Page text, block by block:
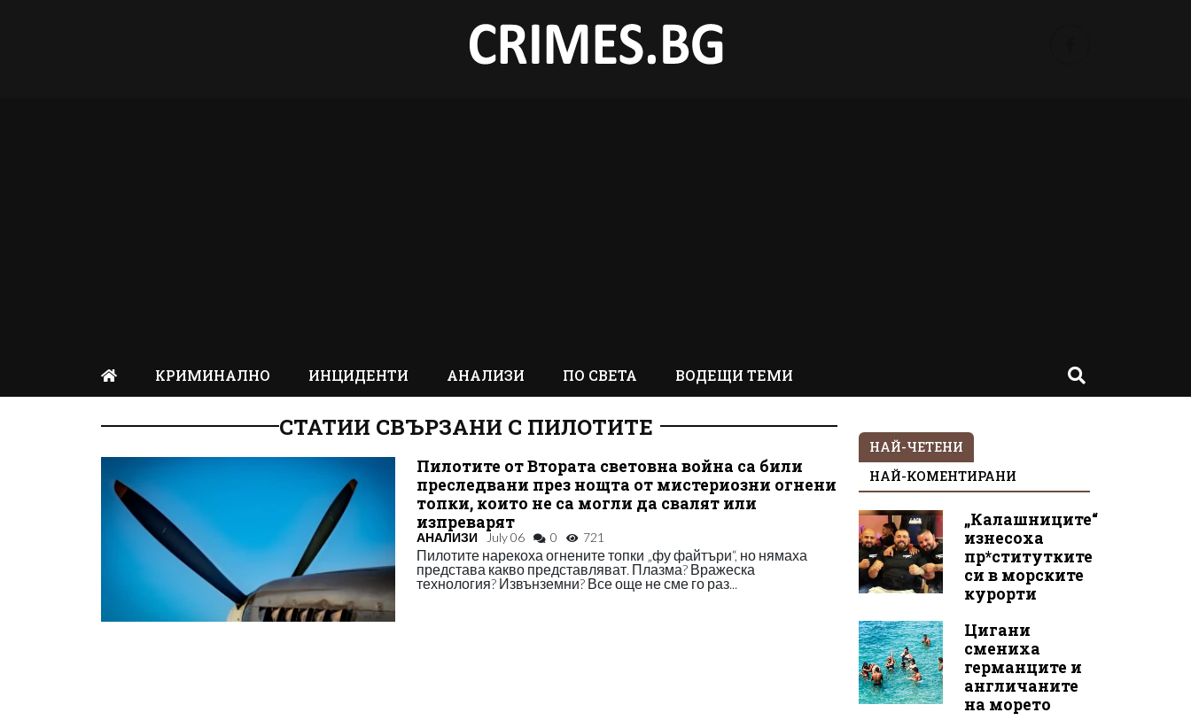
КРИМИНАЛНО ИНЦИДЕНТИ АНАЛИЗИ ПО СВЕТА ВОДЕЩИ ТЕМИ
СТАТИИ СВЪРЗАНИ С ПИЛОТИТЕ
Пилотите от Втората световна война са били
преследвани през нощта от мистериозни огнени
топки, които не са могли да свалят или
изпреварят
АНАЛИЗИ July 06 0 721
Пилотите нарекоха огнените топки „фу файтъри“, но нямаха
представа какво представляват. Плазма? Вражеска
технология? Извънземни? Все още не сме го раз...
НАЙ-ЧЕТЕНИ
НАЙ-КОМЕНТИРАНИ
„Калашниците“
изнесоха
пр*ститутките
си в морските
курорти
Цигани
смениха
германците и
англичаните
на морето